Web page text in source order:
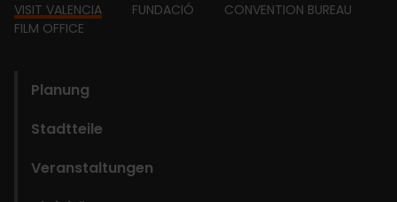
Footer
VISIT VALENCIA FUNDACIÓ
CONVENTION BUREAU
FILM OFFICE
Planung
Stadtteile
Veranstaltungen